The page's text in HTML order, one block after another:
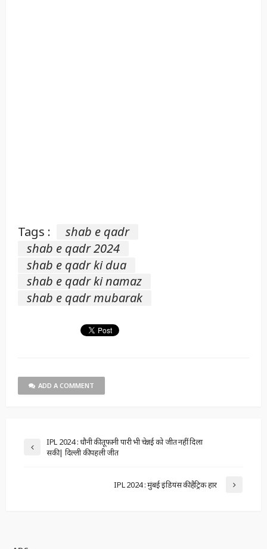
Tags :
shab e qadr
shab e qadr 2024
shab e qadr ki dua
shab e qadr ki namaz
shab e qadr mubarak
ADD A COMMENT
IPL 2024 : धौनी की तूफानी पारी भी चेन्नई को जीत नहीं दिला
सकी | दिल्ली की पहली जीत
IPL 2024 : मुंबई इंडियंस की हैट्रिक हार